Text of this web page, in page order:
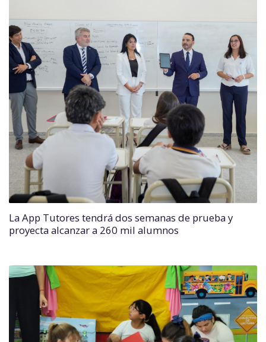
La App Tutores tendrá dos semanas de prueba y
proyecta alcanzar a 260 mil alumnos